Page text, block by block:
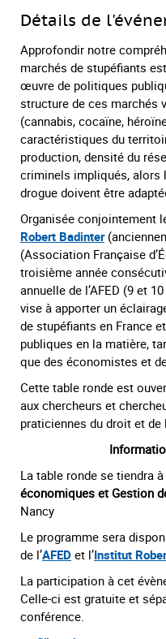
Détails de
Approfondir notre
marchés de stupéfiants
œuvre de politiques
structure de ces marchés
(cannabis, cocaïne,
caractéristiques du
production, densité du
criminels impliqués, alors
drogue doivent être
Organisée conjointement
Robert Badinter
(Association Française
troisième année
annuelle de l’AFED (9 et
vise à apporter un
de stupéfiants en France
publiques en la matière,
que des économistes et
Cette table ronde est
aux chercheurs et
praticiennes du droit et de
La table ronde se tiendra à
économiques et Gestion
Nancy
Le programme sera
de l’AFED et l’Institut
La participation à cet
Celle-ci est gratuite et
conférence.